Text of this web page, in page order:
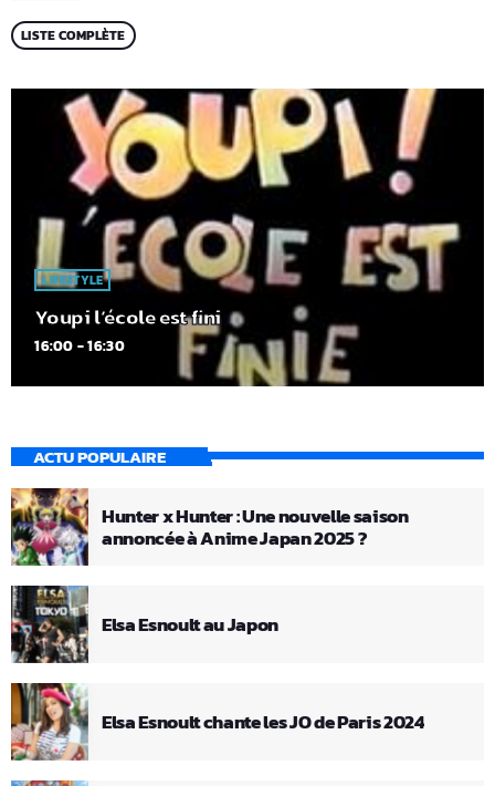
LISTE COMPLÈTE
LIFESTYLE
Youpi l’école est fini
16:00 - 16:30
ACTU POPULAIRE
Hunter x Hunter : Une nouvelle saison
annoncée à Anime Japan 2025 ?
Elsa Esnoult au Japon
Elsa Esnoult chante les JO de Paris 2024